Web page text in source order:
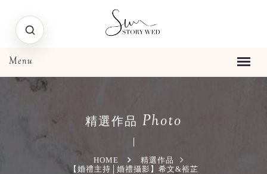
精選作品 Photo
HOME
精選作品
【婚禮主持│婚禮攝影】希文&裕芷